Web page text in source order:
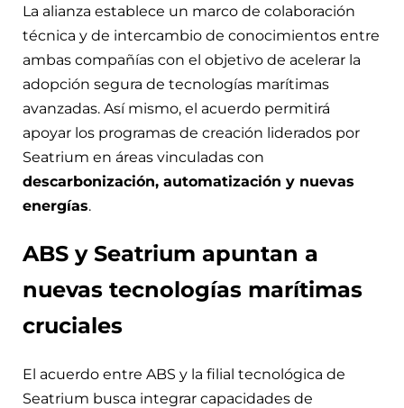
La alianza establece un marco de colaboración
técnica y de intercambio de conocimientos entre
ambas compañías con el objetivo de acelerar la
adopción segura de tecnologías marítimas
avanzadas. Así mismo, el acuerdo permitirá
apoyar los programas de creación liderados por
Seatrium en áreas vinculadas con
descarbonización, automatización y nuevas
energías.
ABS y Seatrium apuntan a
nuevas tecnologías marítimas
cruciales
El acuerdo entre ABS y la filial tecnológica de
Seatrium busca integrar capacidades de